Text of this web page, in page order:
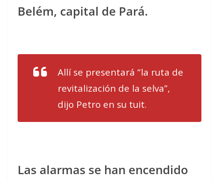
Belém, capital de Pará.
Allí se presentará “la ruta de
revitalización de la selva”,
dijo Petro en su tuit.
Las alarmas se han encendido